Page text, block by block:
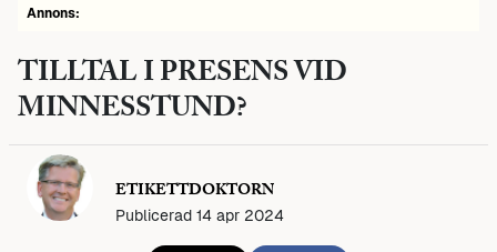
Annons:
TILLTAL I PRESENS VID
MINNESSTUND?
ETIKETTDOKTORN
Publicerad 14 apr 2024